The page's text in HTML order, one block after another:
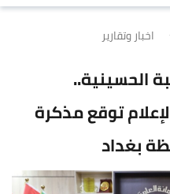
اخبار وتقارير
الحسينية..
توقع مذكرة
بغداد